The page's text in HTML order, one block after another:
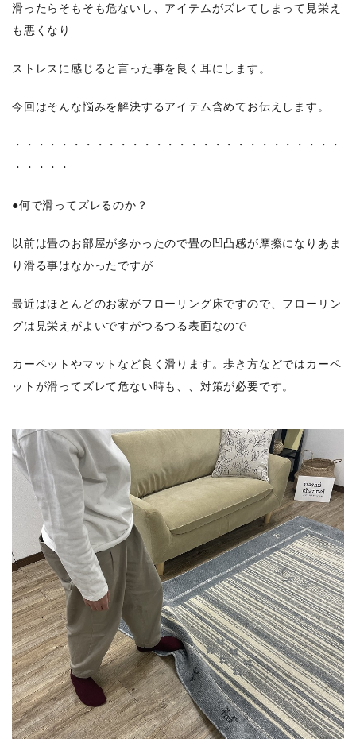
滑ったらそもそも危ないし、アイテムがズレてしまって見栄え
も悪くなり
ストレスに感じると言った事を良く耳にします。
今回はそんな悩みを解決するアイテム含めてお伝えします。
・・・・・・・・・・・・・・・・・・・・・・・・・・・・
・・・・・
●何で滑ってズレるのか？
以前は畳のお部屋が多かったので畳の凹凸感が摩擦になりあま
り滑る事はなかったですが
最近はほとんどのお家がフローリング床ですので、フローリン
グは見栄えがよいですがつるつる表面なので
カーペットやマットなど良く滑ります。歩き方などではカーペ
ットが滑ってズレて危ない時も、、対策が必要です。